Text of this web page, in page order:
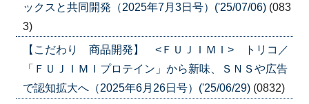
ックスと共同開発（2025年7月3日号）('25/07/06) (083
3)
【こだわり 商品開発】 <ＦＵＪＩＭＩ> トリコ／
「ＦＵＪＩＭＩプロテイン」から新味、ＳＮＳや広告
で認知拡大へ（2025年6月26日号）('25/06/29) (0832)